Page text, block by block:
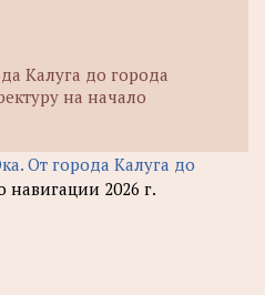
Калуга до города
на начало
От города Калуга до
навигации 2026 г.